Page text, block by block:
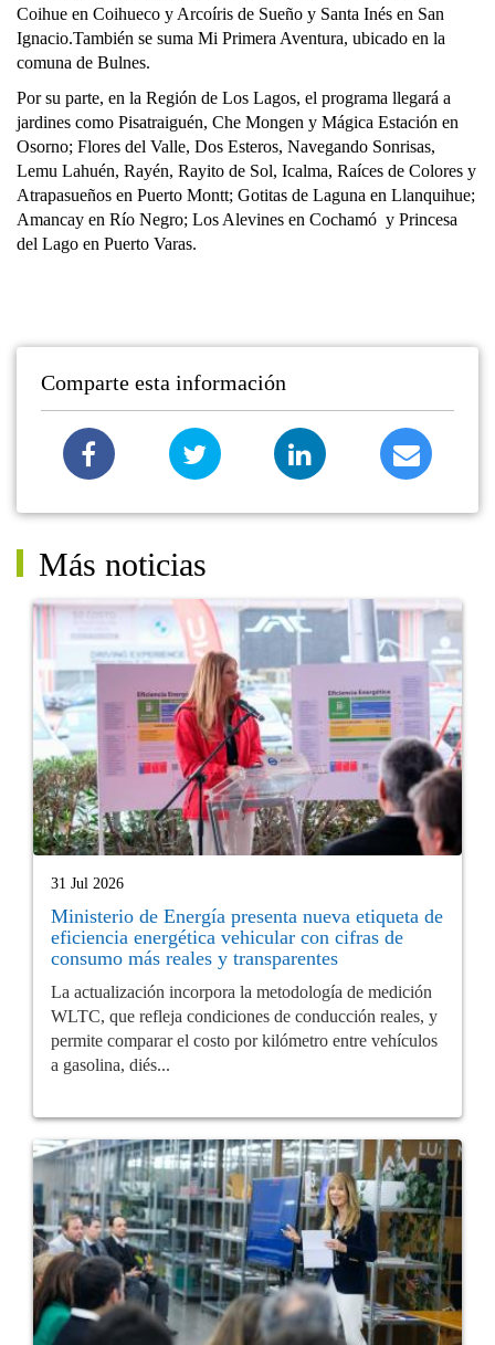
Coihue en Coihueco y Arcoíris de Sueño y Santa Inés en San
Ignacio.También se suma Mi Primera Aventura, ubicado en la
comuna de Bulnes.
Por su parte, en la Región de Los Lagos, el programa llegará a
jardines como Pisatraiguén, Che Mongen y Mágica Estación en
Osorno; Flores del Valle, Dos Esteros, Navegando Sonrisas,
Lemu Lahuén, Rayén, Rayito de Sol, Icalma, Raíces de Colores y
Atrapasueños en Puerto Montt; Gotitas de Laguna en Llanquihue;
Amancay en Río Negro; Los Alevines en Cochamó y Princesa
del Lago en Puerto Varas.
Comparte esta información
Más noticias
31 Jul 2026
Ministerio de Energía presenta nueva etiqueta de
eficiencia energética vehicular con cifras de
consumo más reales y transparentes
La actualización incorpora la metodología de medición
WLTC, que refleja condiciones de conducción reales, y
permite comparar el costo por kilómetro entre vehículos
a gasolina, diés...